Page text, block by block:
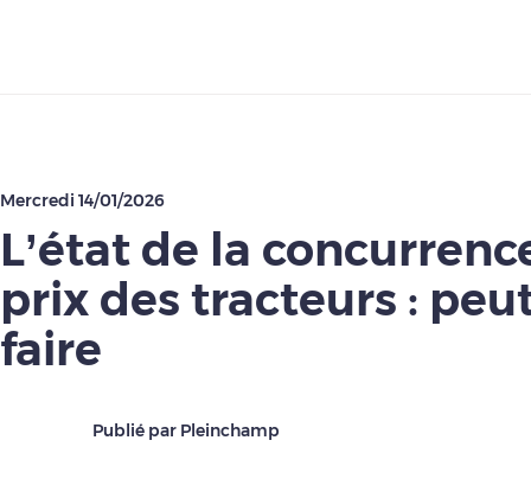
Mercredi 14/01/2026
L’état de la
prix des tracteurs :
faire
Publié par Pleinchamp